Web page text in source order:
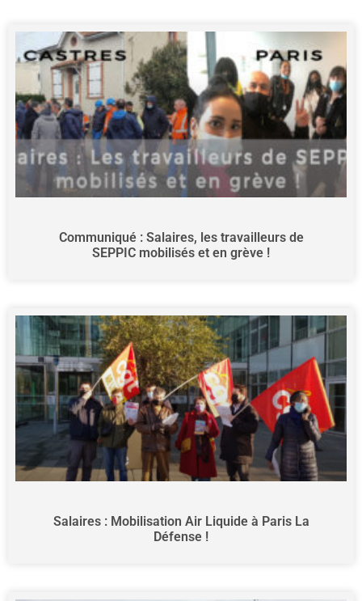
Communiqué : Salaires, les travailleurs de
SEPPIC mobilisés et en grève !
Salaires : Mobilisation Air Liquide à Paris La
Défense !